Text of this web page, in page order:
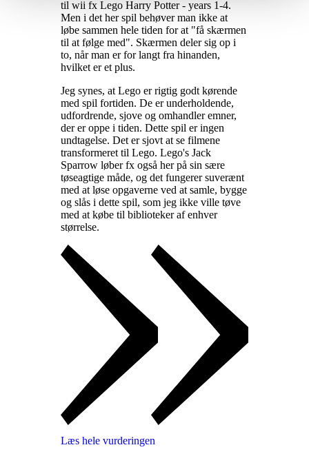
til wii fx Lego Harry Potter - years 1-4.
Men i det her spil behøver man ikke at
løbe sammen hele tiden for at "få skærmen
til at følge med". Skærmen deler sig op i
to, når man er for langt fra hinanden,
hvilket er et plus.
Jeg synes, at Lego er rigtig godt kørende
med spil fortiden. De er underholdende,
udfordrende, sjove og omhandler emner,
der er oppe i tiden. Dette spil er ingen
undtagelse. Det er sjovt at se filmene
transformeret til Lego. Lego's Jack
Sparrow løber fx også her på sin sære
tøseagtige måde, og det fungerer suverænt
med at løse opgaverne ved at samle, bygge
og slås i dette spil, som jeg ikke ville tøve
med at købe til biblioteker af enhver
størrelse.
Læs hele vurderingen